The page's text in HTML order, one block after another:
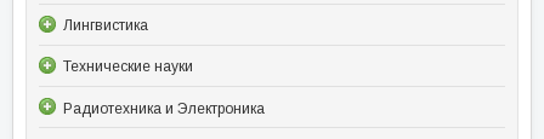
Лингвистика
Технические науки
Радиотехника и Электроника